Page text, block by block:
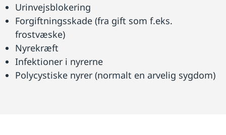
Urinvejsblokering
Forgiftningsskade (fra gift som f.eks.
frostvæske)
Nyrekræft
Infektioner i nyrerne
Polycystiske nyrer (normalt en arvelig sygdom)